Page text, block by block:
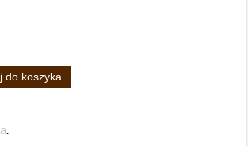
do koszyka
.